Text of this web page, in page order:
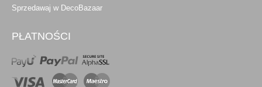
Sprzedawaj w DecoBazaar
PŁATNOŚCI